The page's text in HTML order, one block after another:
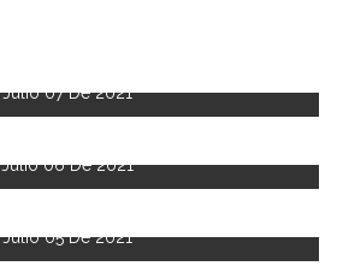
Julio 07 De 2021
Julio 06 De 2021
Julio 05 De 2021